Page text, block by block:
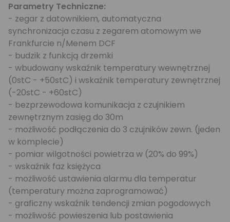
Parametry Techniczne:
- zegar z datownikiem, automatyczna
synchronizacja czasu z zegarem atomowym we
Frankfurcie n/Menem DCF
- budzik z funkcją drzemki
- wbudowany wskaźnik temperatury wewnętrznej
(0stC - +50stC) i wskaźnik temperatury zewnętrznej
(-20stC - +60stC)
- bezprzewodowa komunikacja z czujnikiem
zewnętrznym zasięg do 30m
- możliwość podłączenia do 3 czujników zewn. (jeden
w komplecie)
- pomiar wilgotności powietrza w (20% do 99%)
- wskaźnik faz księżyca
- możliwość ustawienia alarmu dla temperatur
(temperatury można zaprogramować)
- graficzny wskaźnik tendencji zmian pogodowych
- możliwość powieszenia lub postawienia